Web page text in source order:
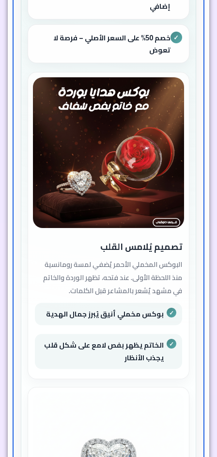
إضافي
✓
خصم 50% على السعر الأصلي – فرصة لا
تعوض
تصميم يُلامس القلب
البوكس المخملي الأحمر يُضفي لمسة رومانسية
منذ اللحظة الأولى. عند فتحه، تظهر الوردة والخاتم
في مشهد يُشعر بالمشاعر قبل الكلمات.
بوكس مخملي أنيق يُبرز جمال الهدية
الخاتم يظهر بفص لامع على شكل قلب
يجذب الأنظار